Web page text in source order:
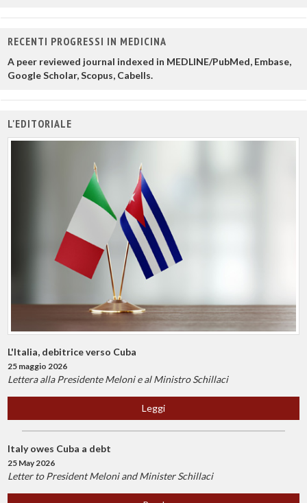
RECENTI PROGRESSI IN MEDICINA
A peer reviewed journal indexed in MEDLINE/PubMed, Embase,
Google Scholar, Scopus, Cabells.
L'EDITORIALE
L'Italia, debitrice verso Cuba
25 maggio 2026
Lettera alla Presidente Meloni e al Ministro Schillaci
Leggi
Italy owes Cuba a debt
25 May 2026
Letter to President Meloni and Minister Schillaci